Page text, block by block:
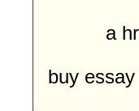
<a
buy